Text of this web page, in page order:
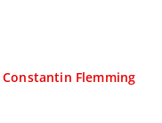
Constantin Flemming